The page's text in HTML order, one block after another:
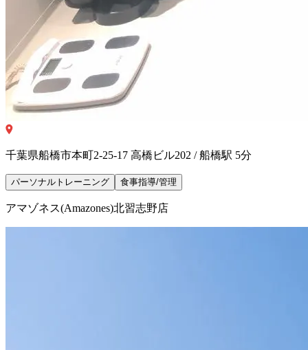
千葉県船橋市本町2-25-17 高橋ビル202 / 船橋駅 5分
パーソナルトレーニング 食事指導/管理
アマゾネス(Amazones)北習志野店